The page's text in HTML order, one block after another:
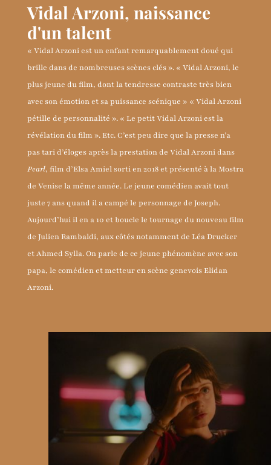
Vidal Arzoni, naissance
d'un talent
« Vidal Arzoni est un enfant remarquablement doué qui
brille dans de nombreuses scènes clés ». « Vidal Arzoni, le
plus jeune du film, dont la tendresse contraste très bien
avec son émotion et sa puissance scénique » « Vidal Arzoni
pétille de personnalité ». « Le petit Vidal Arzoni est la
révélation du film ». Etc. C’est peu dire que la presse n’a
pas tari d’éloges après la prestation de Vidal Arzoni dans
Pearl, film d’Elsa Amiel sorti en 2018 et présenté à la Mostra
de Venise la même année. Le jeune comédien avait tout
juste 7 ans quand il a campé le personnage de Joseph.
Aujourd’hui il en a 10 et boucle le tournage du nouveau film
de Julien Rambaldi, aux côtés notamment de Léa Drucker
et Ahmed Sylla. On parle de ce jeune phénomène avec son
papa, le comédien et metteur en scène genevois Elidan
Arzoni.